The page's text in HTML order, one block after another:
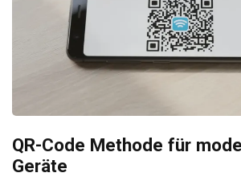
QR-Code Methode für
Geräte